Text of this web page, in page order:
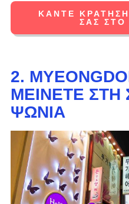
ΚΆΝΤΕ
ΣΑΣ ΣΤΟ
2.
ΜΕΊΝΕΤΕ ΣΤΗ
ΨΏΝΙΑ